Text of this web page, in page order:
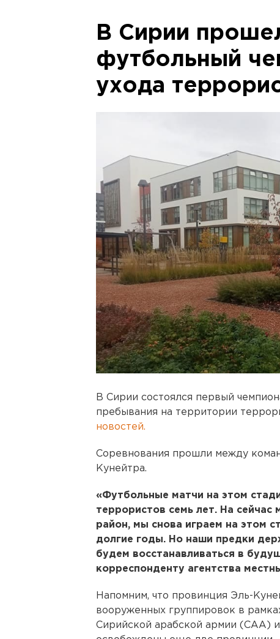
В Сирии
футбольный
ухода
В Сирии состоялся первый
пребывания на территории
новостей.
Соревнования прошли между
Кунейтра.
«Футбольные матчи на этом
террористов семь лет. На сейчас
район, мы снова играем на этом
долгие годы. Но наши предки
будем восстанавливаться в
корреспонденту агентства
Напомним, что провинция Эль-
вооруженных группировок в
Сирийской арабской армии (САА)